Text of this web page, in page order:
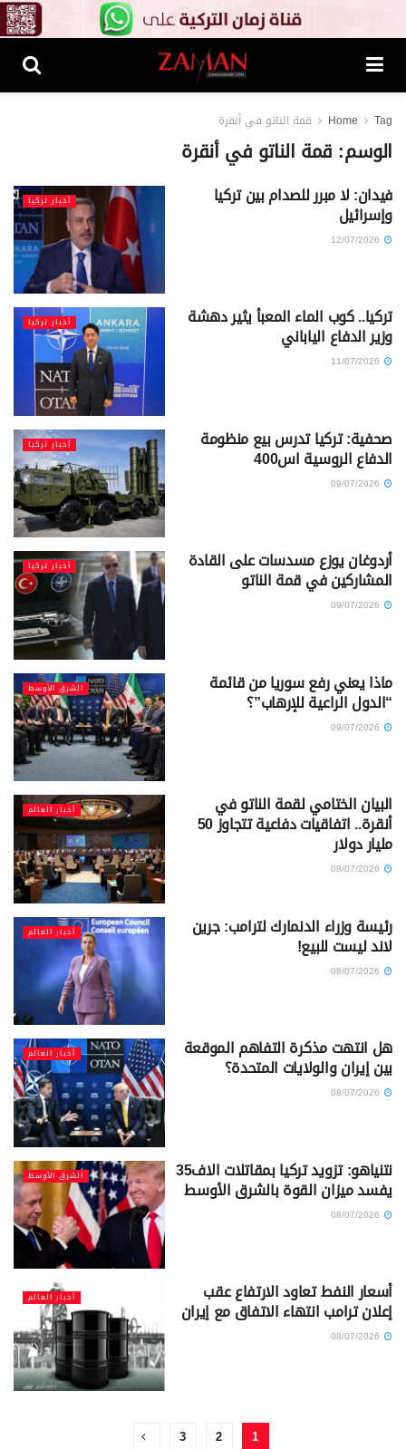
Home Tag قمة الناتو في أنقرة
الوسم: قمة الناتو في أنقرة
أخبار تركيا فيدان: لا مبرر للصدام بين تركيا
وإسرائيل
أخبار تركيا تركيا.. كوب الماء المعبأ يثير دهشة
وزير الدفاع الياباني
أخبار تركيا صحفية: تركيا تدرس بيع منظومة
الدفاع الروسية اس400
أخبار تركيا أردوغان يوزع مسدسات على القادة
المشاركين في قمة الناتو
الشرق الأوسط ماذا يعني رفع سوريا من قائمة
“الدول الراعية للإرهاب”؟
أخبار العالم البيان الختامي لقمة الناتو في
أنقرة.. اتفاقيات دفاعية تتجاوز 50
مليار دولار
أخبار العالم رئيسة وزراء الدنمارك لترامب: جرين
لاند ليست للبيع!
أخبار العالم هل انتهت مذكرة التفاهم الموقعة
بين إيران والولايات المتحدة؟
الشرق الأوسط نتنياهو: تزويد تركيا بمقاتلات الاف35
يفسد ميزان القوة بالشرق الأوسط
أخبار العالم أسعار النفط تعاود الارتفاع عقب
إعلان ترامب انتهاء الاتفاق مع إيران
1
2
3